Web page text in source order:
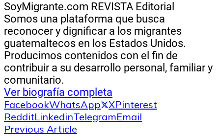
SoyMigrante.com REVISTA Editorial
Somos una plataforma que busca
reconocer y dignificar a los migrantes
guatemaltecos en los Estados Unidos.
Producimos contenidos con el fin de
contribuir a su desarrollo personal, familiar y
comunitario.
Ver biografía completa
FacebookWhatsApp XPinterest
RedditLinkedinTelegramEmail
Previous Article